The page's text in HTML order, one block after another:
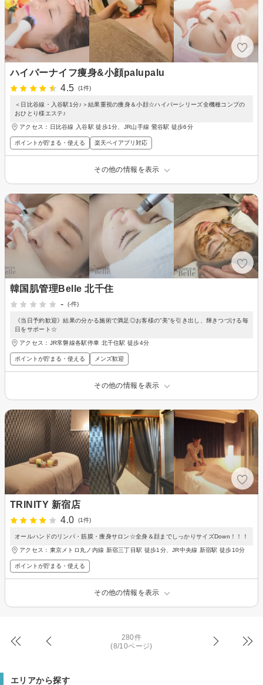
ハイパーナイフ痩身&小顔palupalu
4.5
(1件)
＜日比谷線・入谷駅1分♪＞結果重視の痩身＆小顔☆ハイパーシリーズ全機種コンプの
おひとり様エステ♪
アクセス：日比谷線 入谷駅 徒歩1分、JR山手線 鶯谷駅 徒歩6分
ポイントが貯まる・使える 楽天ペイアプリ対応
その他の情報を表示
韓国肌管理Belle 北千住
-
(-件)
《当日予約歓迎》結果の分かる施術で満足◎お客様の”美”を引き出し、輝きつづける毎
日をサポート☆
アクセス：JR常磐線各駅停車 北千住駅 徒歩4分
ポイントが貯まる・使える メンズ歓迎
その他の情報を表示
TRINITY 新宿店
4.0
(1件)
オールハンドのリンパ・筋膜・痩身サロン☆全身＆顔までしっかりサイズDown！！！
アクセス：東京メトロ丸ノ内線 新宿三丁目駅 徒歩1分、JR中央線 新宿駅 徒歩10分
ポイントが貯まる・使える
その他の情報を表示
280件
(8/10ページ)
エリアから探す